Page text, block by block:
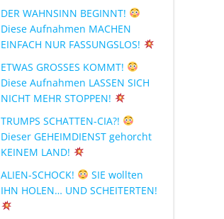
DER WAHNSINN BEGINNT!
Diese Aufnahmen MACHEN
EINFACH NUR FASSUNGSLOS!
ETWAS GROSSES KOMMT!
Diese Aufnahmen LASSEN SICH
NICHT MEHR STOPPEN!
TRUMPS SCHATTEN-CIA?!
Dieser GEHEIMDIENST gehorcht
KEINEM LAND!
ALIEN-SCHOCK!
SIE wollten
IHN HOLEN… UND SCHEITERTEN!